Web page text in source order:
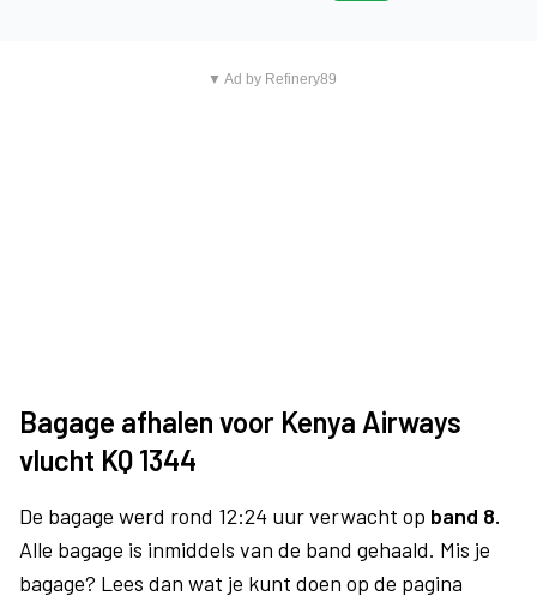
▼ Ad by Refinery89
Bagage afhalen voor Kenya Airways
vlucht KQ 1344
De bagage werd rond 12:24 uur verwacht op band 8.
Alle bagage is inmiddels van de band gehaald. Mis je
bagage? Lees dan wat je kunt doen op de pagina